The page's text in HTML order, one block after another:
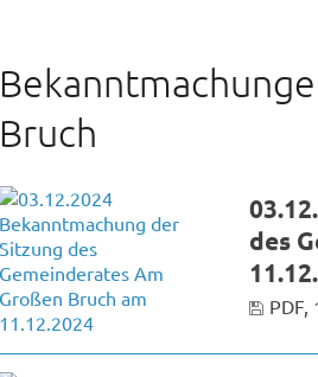
Bruch
des
PDF,